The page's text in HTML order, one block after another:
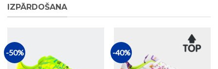
IZPĀRDOŠANA
-50% -40%